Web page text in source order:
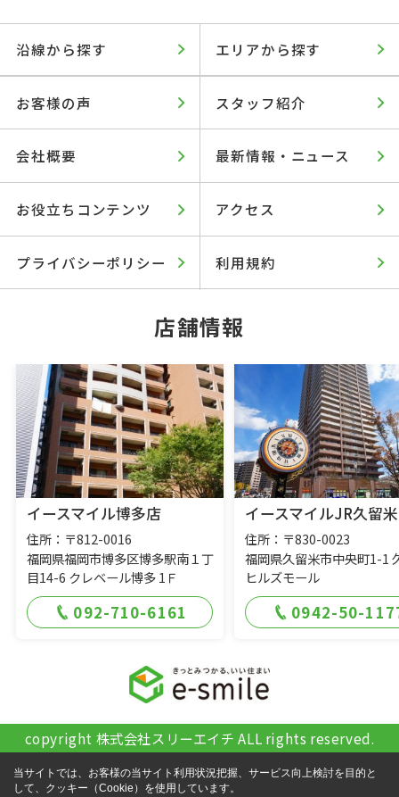
沿線から探す エリアから探す
お客様の声 スタッフ紹介
会社概要 最新情報・ニュース
お役立ちコンテンツ アクセス
プライバシーポリシー 利用規約
店舗情報
イースマイル博多店
住所：〒812-0016
福岡県福岡市博多区博多駅南１丁
目14-6 クレベール博多 1Ｆ
092-710-6161
イースマイルJR久留
住所：〒830-0023
福岡県久留米市中央町1-1
ヒルズモール
0942-50-
copyright 株式会社スリーエイチ ALL rights reserved.
当サイトでは、お客様の当サイト利用状況把握、サービス向上検討を目的と
して、クッキー（Cookie）を使用しています。